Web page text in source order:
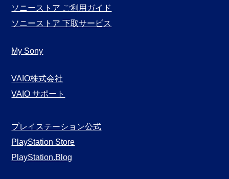
ソニーストア ご利用ガイド
ソニーストア 下取サービス
My Sony
VAIO株式会社
VAIO サポート
プレイステーション公式
PlayStation Store
PlayStation.Blog